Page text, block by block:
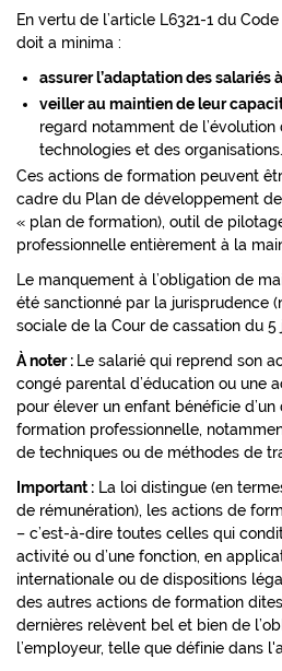
En vertu de l’article L6321-1 du
doit a minima :
assurer l’adaptation des salariés
veiller au maintien de leur
regard notamment de l’évolution
technologies et des organisations.
Ces actions de formation peuvent
cadre du Plan de développement
« plan de formation), outil de
professionnelle entièrement à la
Le manquement à l’obligation de
été sanctionné par la jurisprudence
sociale de la Cour de cassation du 5
À noter : Le salarié qui reprend son
congé parental d’éducation ou une
pour élever un enfant bénéficie
formation professionnelle,
de techniques ou de méthodes de
Important : La loi distingue (en
de rémunération), les actions de
– c’est-à-dire toutes celles qui
activité ou d’une fonction, en
internationale ou de dispositions
des autres actions de formation
dernières relèvent bel et bien de
l’employeur, telle que définie dans